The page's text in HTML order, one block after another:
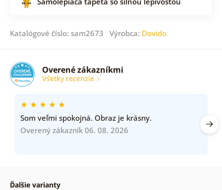
Katalógové číslo: sam2673 Výrobca: Dovido
Overené zákazníkmi
Všetky recenzie
Som veľmi spokojná. Obraz je krásny.
Overený zákazník 06. 08. 2026
Ďalšie varianty